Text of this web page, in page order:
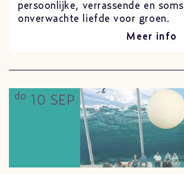
persoonlijke, verrassende en soms
onverwachte liefde voor groen.
Meer info
do 10 SEP